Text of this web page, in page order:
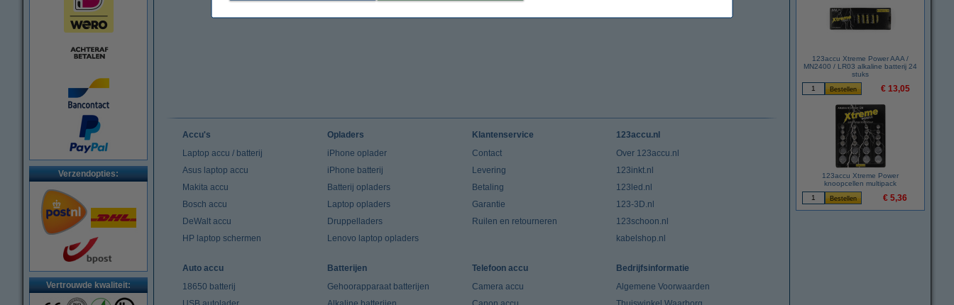
Verzendopties:
Vertrouwde kwaliteit:
123accu Xtreme Power AAA /
MN2400 / LR03 alkaline batterij 24
stuks
€ 13,05
123accu Xtreme Power
knoopcellen multipack
€ 5,36
Accu's
Laptop accu / batterij
Asus laptop accu
Makita accu
Bosch accu
DeWalt accu
HP laptop schermen
Opladers
iPhone oplader
iPhone batterij
Batterij opladers
Laptop opladers
Druppelladers
Lenovo laptop opladers
Klantenservice
Contact
Levering
Betaling
Garantie
Ruilen en retourneren
123accu.nl
Over 123accu.nl
123inkt.nl
123led.nl
123-3D.nl
123schoon.nl
kabelshop.nl
Auto accu
18650 batterij
Batterijen
Gehoorapparaat batterijen
Telefoon accu
Camera accu
Bedrijfsinformatie
Algemene Voorwaarden